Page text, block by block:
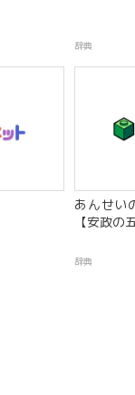
辞典
あんせい
【安政の
辞典